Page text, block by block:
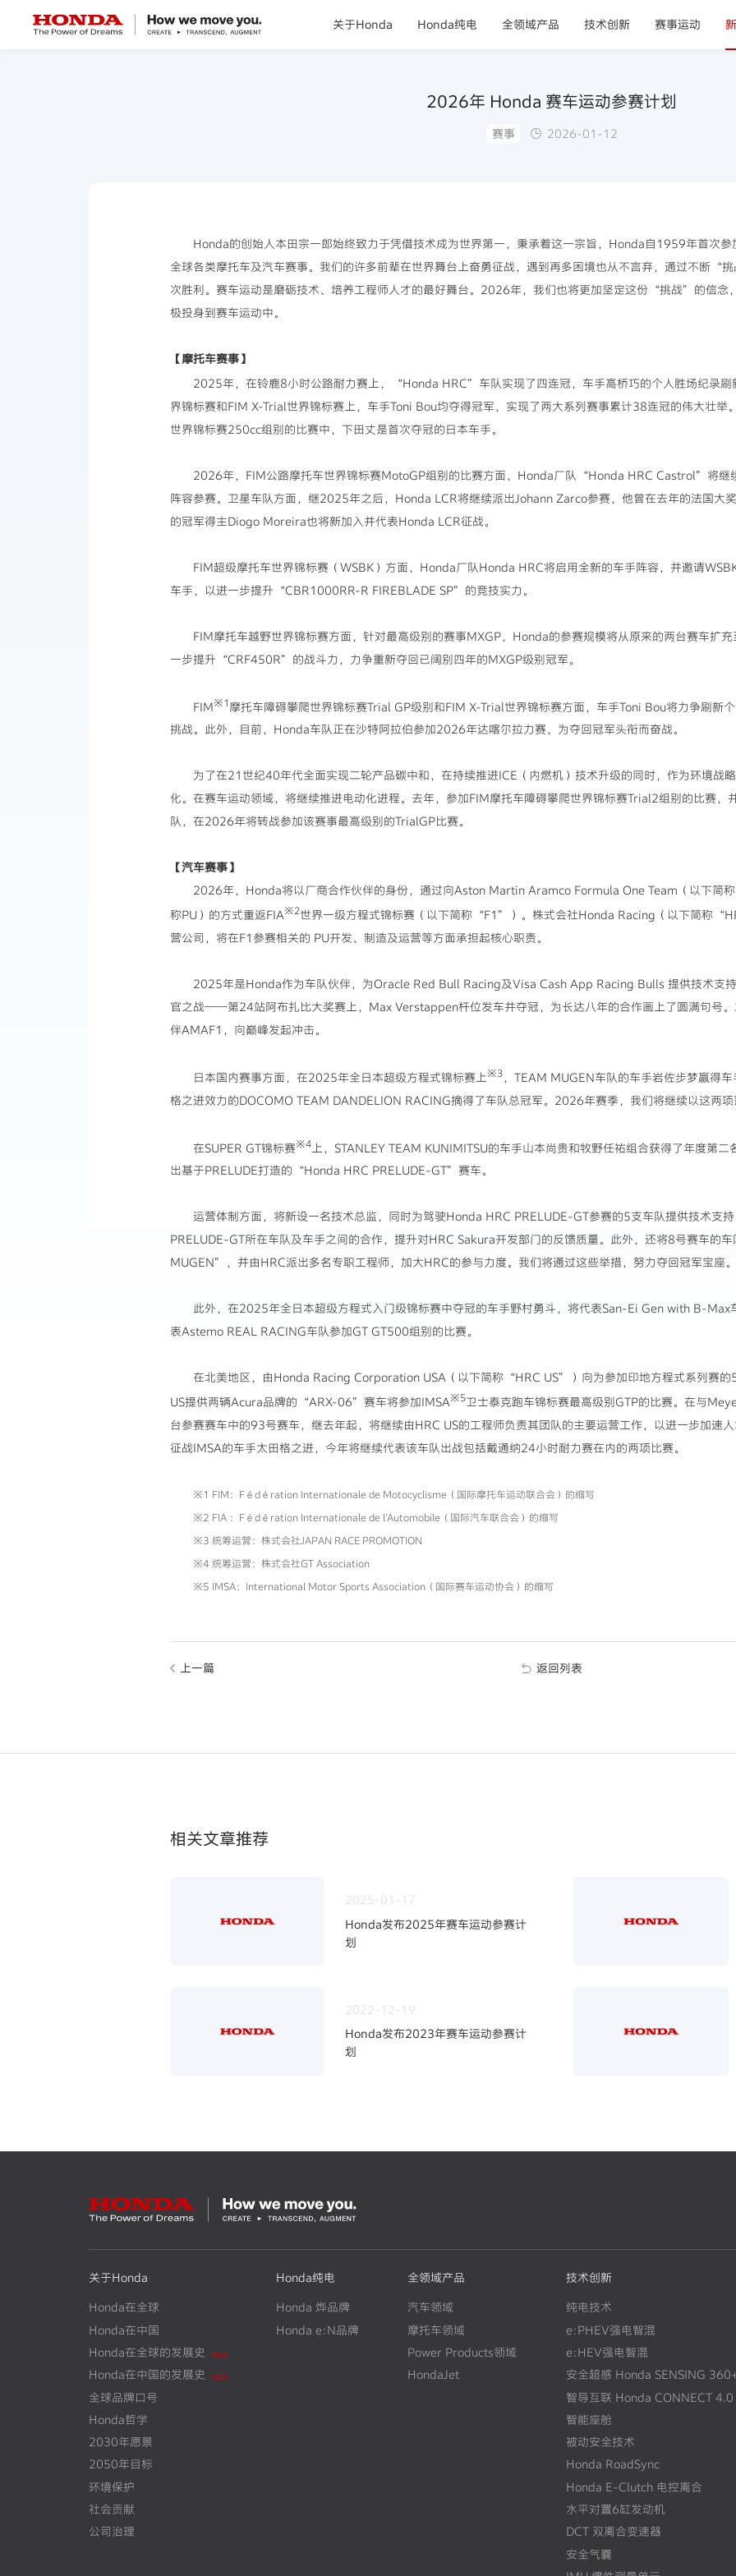
关于Honda Honda纯电 全领域产品 技术创新 赛事运动
2026年 Honda 赛车运动参赛计划
赛事 2026-01-12
Honda的创始人本田宗一郎始终致力于凭借技术成为世界第一，秉承着这一宗旨，Honda自1959年首次参
全球各类摩托车及汽车赛事。我们的许多前辈在世界舞台上奋勇征战，遇到再多困境也从不言弃，通过不断“
次胜利。赛车运动是磨砺技术、培养工程师人才的最好舞台。2026年，我们也将更加坚定这份“挑战”的信念
极投身到赛车运动中。
【摩托车赛事】
2025年，在铃鹿8小时公路耐力赛上，“Honda HRC”车队实现了四连冠，车手高桥巧的个人胜场纪录刷
界锦标赛和FIM X-Trial世界锦标赛上，车手Toni Bou均夺得冠军，实现了两大系列赛事累计38连冠的伟大壮举
世界锦标赛250cc组别的比赛中，下田丈是首次夺冠的日本车手。
2026年，FIM公路摩托车世界锦标赛MotoGP组别的比赛方面，Honda厂队“Honda HRC Castrol”将继
阵容参赛。卫星车队方面，继2025年之后，Honda LCR将继续派出Johann Zarco参赛，他曾在去年的法国大
的冠军得主Diogo Moreira也将新加入并代表Honda LCR征战。
FIM超级摩托车世界锦标赛（WSBK）方面，Honda厂队Honda HRC将启用全新的车手阵容，并邀请
车手，以进一步提升“CBR1000RR-R FIREBLADE SP”的竞技实力。
FIM摩托车越野世界锦标赛方面，针对最高级别的赛事MXGP，Honda的参赛规模将从原来的两台赛车扩
一步提升“CRF450R”的战斗力，力争重新夺回已阔别四年的MXGP级别冠军。
FIM※1 摩托车障碍攀爬世界锦标赛Trial GP级别和FIM X-Trial世界锦标赛方面，车手Toni Bou将力争刷新
挑战。此外，目前，Honda车队正在沙特阿拉伯参加2026年达喀尔拉力赛，为夺回冠军头衔而奋战。
为了在21世纪40年代全面实现二轮产品碳中和，在持续推进ICE（内燃机）技术升级的同时，作为环境战
化。在赛车运动领域，将继续推进电动化进程。去年，参加FIM摩托车障碍攀爬世界锦标赛Trial2组别的比赛，
队，在2026年将转战参加该赛事最高级别的TrialGP比赛。
【汽车赛事】
2026年，Honda将以厂商合作伙伴的身份，通过向Aston Martin Aramco Formula One Team（以下简
称PU）的方式重返FIA※2世界一级方程式锦标赛（以下简称“F1”）。株式会社Honda Racing（以下简称
营公司，将在F1参赛相关的 PU开发、制造及运营等方面承担起核心职责。
2025年是Honda作为车队伙伴，为Oracle Red Bull Racing及Visa Cash App Racing Bulls 提供技术支
官之战——第24站阿布扎比大奖赛上，Max Verstappen杆位发车并夺冠，为长达八年的合作画上了圆满句号
伴AMAF1，向巅峰发起冲击。
日本国内赛事方面，在2025年全日本超级方程式锦标赛上※3，TEAM MUGEN车队的车手岩佐步梦赢得
格之进效力的DOCOMO TEAM DANDELION RACING摘得了车队总冠军。2026年赛季，我们将继续以这两
在SUPER GT锦标赛※4上，STANLEY TEAM KUNIMITSU的车手山本尚贵和牧野任祐组合获得了年度第
出基于PRELUDE打造的“Honda HRC PRELUDE-GT”赛车。
运营体制方面，将新设一名技术总监，同时为驾驶Honda HRC PRELUDE-GT参赛的5支车队提供技术支
PRELUDE-GT所在车队及车手之间的合作，提升对HRC Sakura开发部门的反馈质量。此外，还将8号赛车的
MUGEN”，并由HRC派出多名专职工程师，加大HRC的参与力度。我们将通过这些举措，努力夺回冠军宝座。
此外，在2025年全日本超级方程式入门级锦标赛中夺冠的车手野村勇斗，将代表San-Ei Gen with B-Max
表Astemo REAL RACING车队参加GT GT500组别的比赛。
在北美地区，由Honda Racing Corporation USA（以下简称“HRC US”）向为参加印地方程式系列赛的
US提供两辆Acura品牌的“ARX-06”赛车将参加IMSA※5卫士泰克跑车锦标赛最高级别GTP的比赛。在与
台参赛赛车中的93号赛车，继去年起，将继续由HRC US的工程师负责其团队的主要运营工作，以进一步加速
征战IMSA的车手太田格之进，今年将继续代表该车队出战包括戴通纳24小时耐力赛在内的两项比赛。
※1 FIM：Fédération Internationale de Motocyclisme（国际摩托车运动联合会）的缩写
※2 FIA ：Fédération Internationale de l'Automobile（国际汽车联合会）的缩写
※3 统筹运营：株式会社JAPAN RACE PROMOTION
※4 统筹运营：株式会社GT Association
※5 IMSA：International Motor Sports Association（国际赛车运动协会）的缩写
上一篇 返回列表
相关文章推荐
2025-01-17
Honda发布2025年赛车运动参赛计
划
2022-12-19
Honda发布2023年赛车运动参赛计
划
关于Honda
Honda在全球
Honda在中国
Honda在全球的发展史
NEW
Honda在中国的发展史 NEW
全球品牌口号
Honda哲学
2030年愿景
2050年目标
环境保护
社会贡献
公司治理
Honda纯电
Honda 烨品牌
Honda e:N品牌
全领域产品
汽车领域
摩托车领域
Power Products领域
HondaJet
技术创新
纯电技术
e:PHEV强电智混
e:HEV强电智混
安全超感 Honda SENSING
智导互联 Honda CONNECT 4.0
智能座舱
被动安全技术
Honda RoadSync
Honda E-Clutch 电控离合
水平对置6缸发动机
DCT 双离合变速器
安全气囊